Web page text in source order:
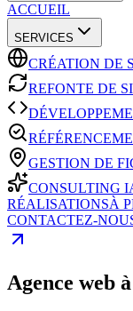
ACCUEIL
SERVICES
CRÉATION DE
REFONTE DE
GESTION DE
CONSULTING
RÉALISATIONSÀ
CONTACTEZ-
Agence web